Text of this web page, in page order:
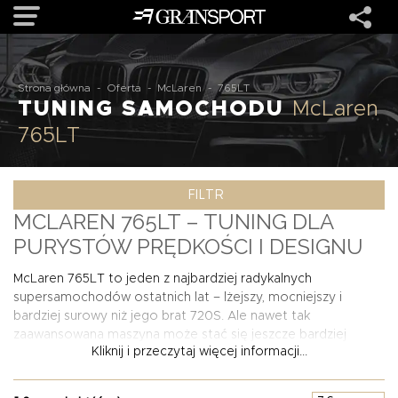
OFERTA
MARKI
REALIZACJE
O NAS
USŁUGI
KONTAKT
Strona główna - Oferta - McLaren - 765LT
TUNING SAMOCHODUMcLaren
765LT
FILTR
MCLAREN 765LT – TUNING DLA
PURYSTÓW PRĘDKOŚCI I DESIGNU
McLaren 765LT to jeden z najbardziej radykalnych
supersamochodów ostatnich lat – lżejszy, mocniejszy i
bardziej surowy niż jego brat 720S. Ale nawet tak
zaawansowana maszyna może stać się jeszcze bardziej
wyjątkowa. W ofercie GRANSPORT znajdziesz tuning, który
zarówno pod względem estetyki, jak i osiągów. Proponujemy
Kliknij i przeczytaj więcej informacji...